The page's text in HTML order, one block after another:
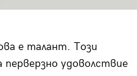
е талант. Този
удоволствие